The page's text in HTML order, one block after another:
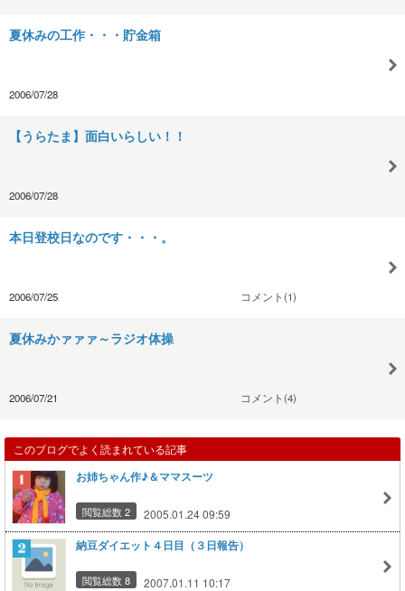
夏休みの工作・・・貯金箱
2006/07/28
【うらたま】面白いらしい！！
2006/07/28
本日登校日なのです・・・。
2006/07/25 コメント(1)
夏休みかァァァ～ラジオ体操
2006/07/21 コメント(4)
このブログでよく読まれている記事
お姉ちゃん作♪＆ママスーツ
閲覧総数 2 2005.01.24 09:59
納豆ダイエット４日目（３日報告）
閲覧総数 8 2007.01.11 10:17